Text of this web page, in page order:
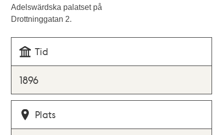
Adelswärdska palatset på
Drottninggatan 2.
Tid
1896
Plats